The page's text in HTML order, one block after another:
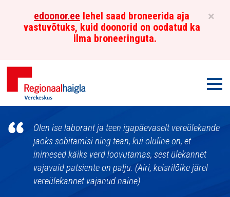
×
edoonor.ee lehel saad broneerida aja
vastuvõtuks, kuid doonorid on oodatud ka
ilma broneeringuta.
Põhja-
Eesti
Regionaalhaigla
Verekeskus
Olen ise laborant ja teen igapäevaselt vereülekande
jaoks sobitamisi ning tean, kui oluline on, et
inimesed käiks verd loovutamas, sest ülekannet
vajavaid patsiente on palju. (Airi, keisrilõike järel
vereülekannet vajanud naine)